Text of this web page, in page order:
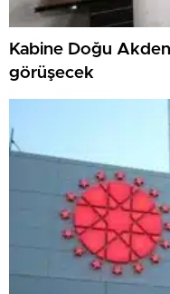
Kabine Doğu
görüşecek